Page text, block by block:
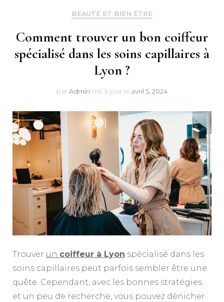
BEAUTÉ ET BIEN ÊTRE
Comment trouver un bon coiffeur
spécialisé dans les soins capillaires à
Lyon ?
par Admin mis à jour le avril 5, 2024
Trouver un coiffeur à Lyon spécialisé dans les
soins capillaires peut parfois sembler être une
quête. Cependant, avec les bonnes stratégies
et un peu de recherche, vous pouvez dénicher